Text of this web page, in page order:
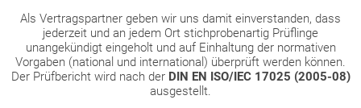
Als Vertragspartner geben wir uns damit einverstanden, dass
jederzeit und an jedem Ort stichprobenartig Prüflinge
unangekündigt eingeholt und auf Einhaltung der normativen
Vorgaben (national und international) überprüft werden können.
Der Prüfbericht wird nach der DIN EN ISO/IEC 17025 (2005-08)
ausgestellt.